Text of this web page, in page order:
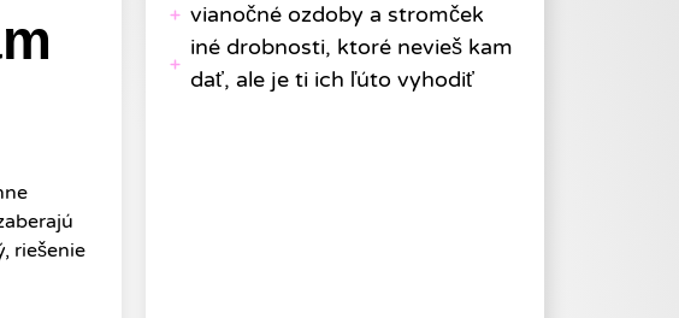
riešenie
vianočné ozdoby a stromček
iné drobnosti, ktoré nevieš kam
dať, ale je ti ich ľúto vyhodiť